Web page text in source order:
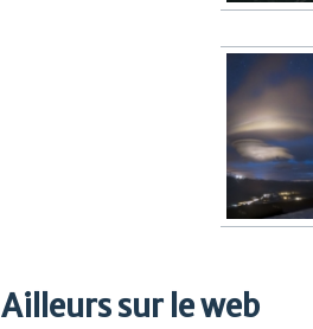
Ailleurs sur le web